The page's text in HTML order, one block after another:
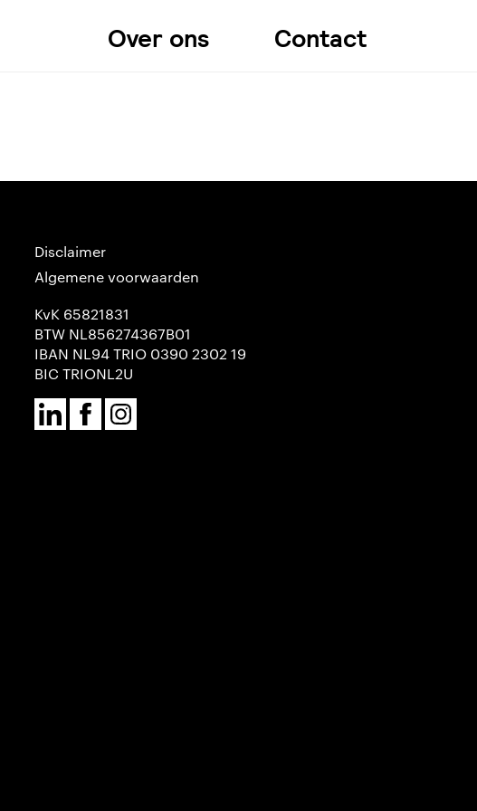
Over ons Contact
Disclaimer
Algemene voorwaarden
KvK 65821831
BTW NL856274367B01
IBAN NL94 TRIO 0390 2302 19
BIC TRIONL2U